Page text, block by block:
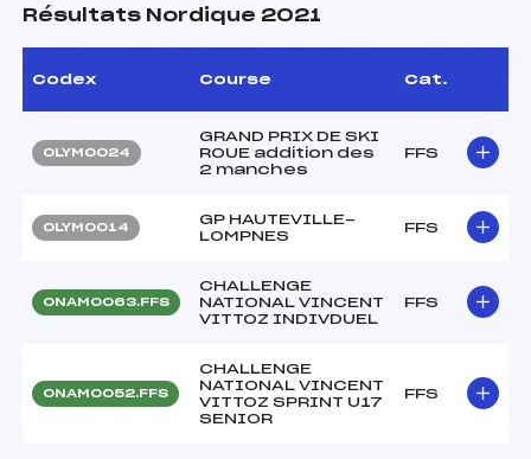
Résultats Nordique 2021
Codex Course Cat.
OLYM0024
GRAND PRIX DE SKI
ROUE addition des
2 manches
FFS
OLYM0014
GP HAUTEVILLE-
LOMPNES
FFS
ONAM0063.FFS
CHALLENGE
NATIONAL VINCENT
VITTOZ INDIVDUEL
FFS
ONAM0052.FFS
CHALLENGE
NATIONAL VINCENT
VITTOZ SPRINT U17
SENIOR
FFS